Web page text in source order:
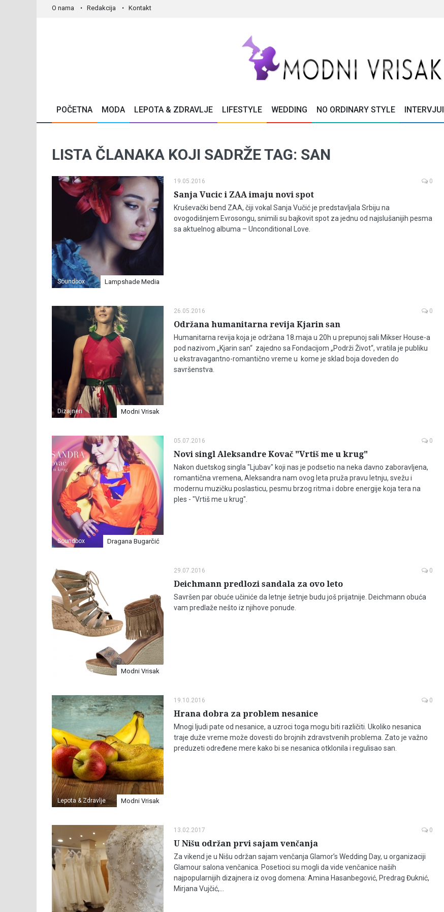
O nama Redakcija Kontakt
POČETNA MODA LEPOTA & ZDRAVLJE LIFESTYLE WEDDING NO ORDINARY STYLE INTERVJUI
LISTA ČLANAKA KOJI SADRŽE TAG: SAN
Soundbox Lampshade Media
19.05.2016 0
Sanja Vucic i ZAA imaju novi spot
Kruševački bend ZAA, čiji vokal Sanja Vučić je predstavljala Srbiju na
ovogodišnjem Evrosongu, snimili su bajkovit spot za jednu od najslušanijih pesma
sa aktuelnog albuma – Unconditional Love.
Dizajneri Modni Vrisak
26.05.2016 0
Održana humanitarna revija Kjarin san
Humanitarna revija koja je održana 18.maja u 20h u prepunoj sali Mikser House-a
pod nazivom „Kjarin san“ zajedno sa Fondacijom „Podrži Život“, vratila je publiku
u ekstravagantno-romantično vreme u kome je sklad boja doveden do
savršenstva.
Soundbox Dragana Bugarčić
05.07.2016 0
Novi singl Aleksandre Kovač "Vrtiš me u krug"
Nakon duetskog singla "Ljubav" koji nas je podsetio na neka davno zaboravljena,
romantična vremena, Aleksandra nam ovog leta pruža pravu letnju, svežu i
modernu muzičku poslasticu, pesmu brzog ritma i dobre energije koja tera na
ples - "Vrtiš me u krug".
Accessories Modni Vrisak
29.07.2016 0
Deichmann predlozi sandala za ovo leto
Savršen par obuće učiniće da letnje šetnje budu još prijatnije. Deichmann obuća
vam predlaže nešto iz njihove ponude.
Lepota & Zdravlje Modni Vrisak
19.10.2016 0
Hrana dobra za problem nesanice
Mnogi ljudi pate od nesanice, a uzroci toga mogu biti različiti. Ukoliko nesanica
traje duže vreme može dovesti do brojnih zdravstvenih problema. Zato je važno
preduzeti određene mere kako bi se nesanica otklonila i regulisao san.
13.02.2017 0
U Nišu održan prvi sajam venčanja
Za vikend je u Nišu održan sajam venčanja Glamor’s Wedding Day, u organizaciji
Glamour salona venčanica. Posetioci su mogli da vide venčanice naših
najpopularnijih dizajnera iz ovog domena: Amina Hasanbegović, Predrag Đuknić,
Mirjana Vujčić,...